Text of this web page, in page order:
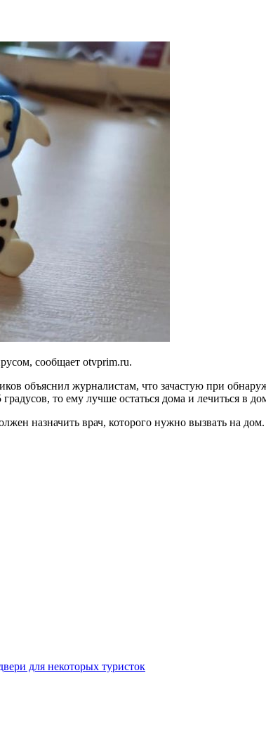
сообщает otvprim.ru.
объяснил журналистам, что зачастую при
то ему лучше остаться дома и лечиться в
назначить врач, которого нужно вызвать на дом.
для некоторых туристок